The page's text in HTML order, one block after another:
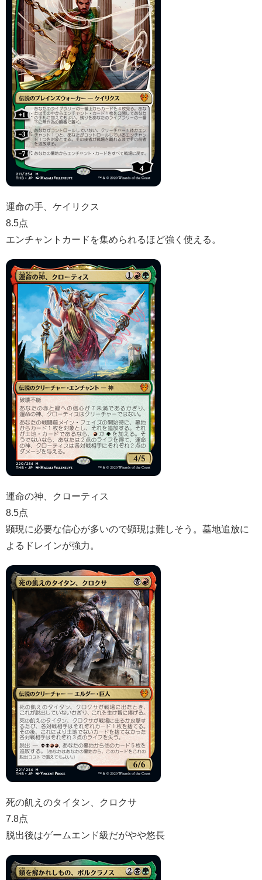
運命の手、ケイリクス
8.5点
エンチャントカードを集められるほど強く使える。
運命の神、クローティス
8.5点
顕現に必要な信心が多いので顕現は難しそう。墓地追放に
よるドレインが強力。
死の飢えのタイタン、クロクサ
7.8点
脱出後はゲームエンド級だがやや悠長